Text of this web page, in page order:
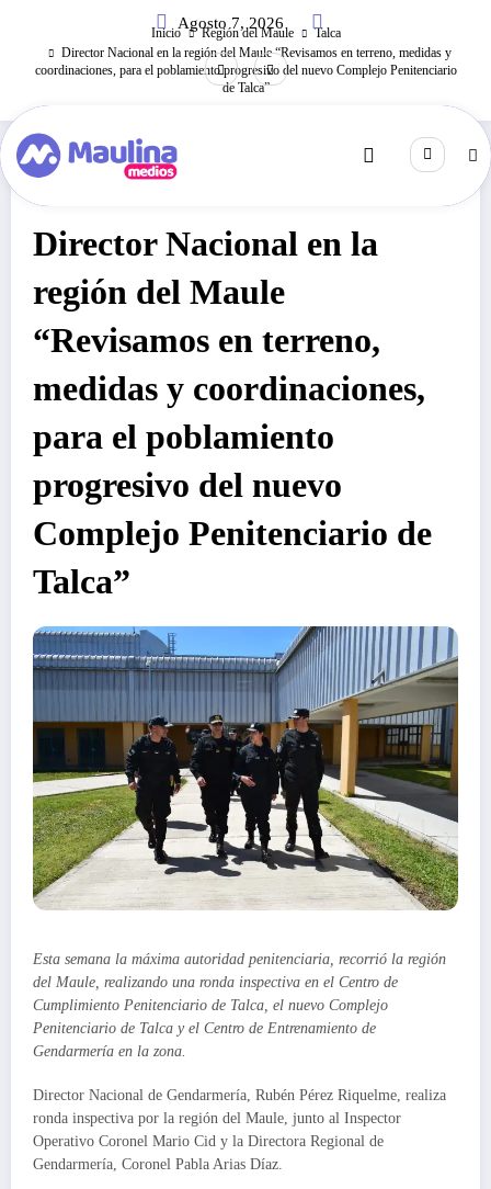
contenido
Agosto 7, 2026
Inicio Región del Maule
Talca
Director Nacional en la región del Maule “Revisamos en terreno, medidas y
coordinaciones, para el poblamiento progresivo del nuevo Complejo Penitenciario
de Talca”
Talca Octubre 23, 2025
Director Nacional en la
región del Maule
“Revisamos en terreno,
medidas y coordinaciones,
para el poblamiento
progresivo del nuevo
Complejo Penitenciario de
Talca”
Esta semana la máxima autoridad penitenciaria, recorrió la región
del Maule, realizando una ronda inspectiva en el Centro de
Cumplimiento Penitenciario de Talca, el nuevo Complejo
Penitenciario de Talca y el Centro de Entrenamiento de
Gendarmería en la zona.
Director Nacional de Gendarmería, Rubén Pérez Riquelme, realiza
ronda inspectiva por la región del Maule, junto al Inspector
Operativo Coronel Mario Cid y la Directora Regional de
Gendarmería, Coronel Pabla Arias Díaz.